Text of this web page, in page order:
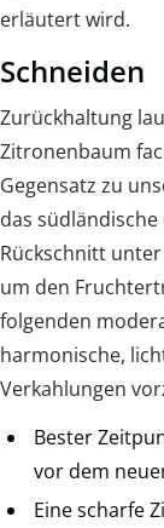
erläutert wird.
Schneiden
Zurückhaltung
Zitronenbaum
Gegensatz zu
das
Rückschnitt
um den
folgenden
harmonische,
Verkahlungen
Bester
vor dem
Eine scharfe